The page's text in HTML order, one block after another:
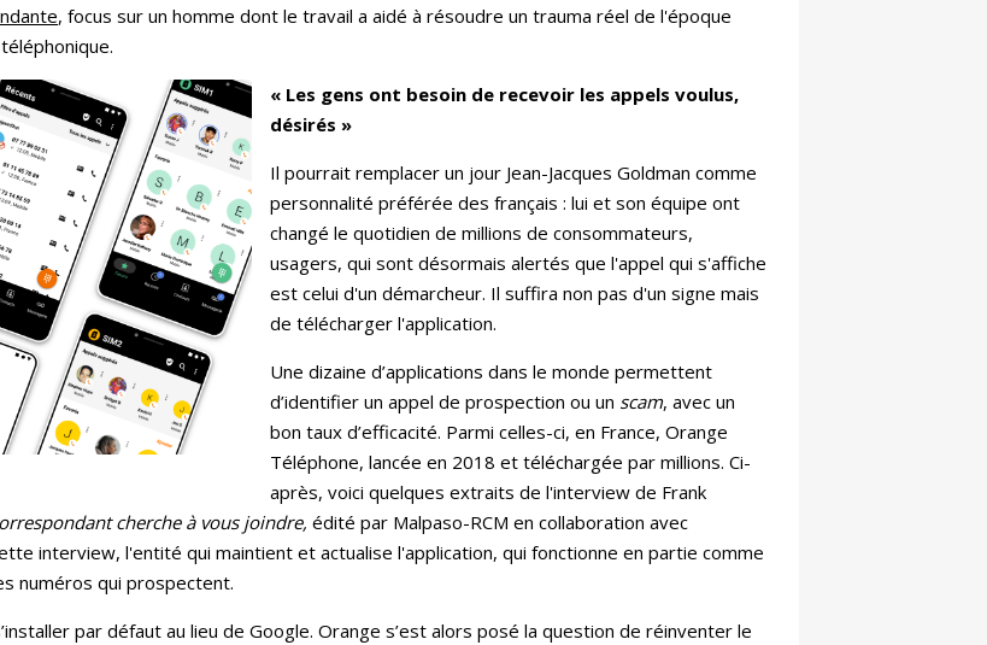
, focus sur un homme dont le travail a aidé à résoudre un trauma réel de l'époque
« Les gens ont besoin de recevoir les appels voulus,
désirés »
Il pourrait remplacer un jour Jean-Jacques Goldman comme
personnalité préférée des français : lui et son équipe ont
changé le quotidien de millions de consommateurs,
usagers, qui sont désormais alertés que l'appel qui s'affiche
est celui d'un démarcheur. Il suffira non pas d'un signe mais
de télécharger l'application.
Une dizaine d’applications dans le monde permettent
d’identifier un appel de prospection ou un scam, avec un
bon taux d’efficacité. Parmi celles-ci, en France, Orange
Téléphone, lancée en 2018 et téléchargée par millions. Ci-
après, voici quelques extraits de l'interview de Frank
cherche à vous joindre, édité par Malpaso-RCM en collaboration avec
interview, l'entité qui maintient et actualise l'application, qui fonctionne en partie comme
numéros qui prospectent.
par défaut au lieu de Google. Orange s’est alors posé la question de réinventer le